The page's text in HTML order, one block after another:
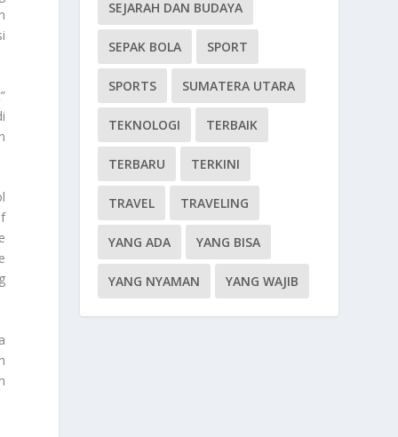
SEJARAH DAN BUDAYA
SEPAK BOLA SPORT
SPORTS SUMATERA UTARA
TEKNOLOGI TERBAIK
TERBARU TERKINI
TRAVEL TRAVELING
YANG ADA YANG BISA
YANG NYAMAN YANG WAJIB